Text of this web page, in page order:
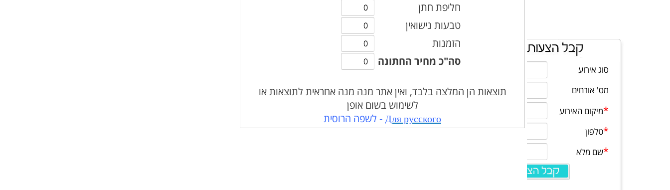
חליפת חתן
טבעות נישואין
הזמנות
סה"כ מחיר החתונה
תוצאות הן המלצה בלבד, ואין אתר מנה מנה אחראית לתוצאות או
לשימוש בשום אופן
Для русского- לשפה הרוסית